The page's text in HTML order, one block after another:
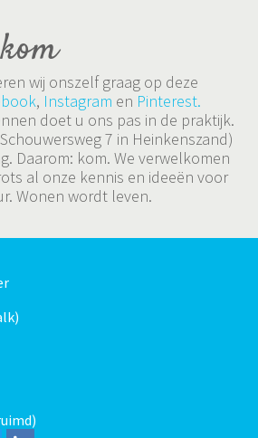
wij onszelf graag op deze
, Instagram en Pinterest.
doet u ons pas in de praktijk.
7 in Heinkenszand)
Daarom: kom. We verwelkomen
al onze kennis en ideeën voor
Wonen wordt leven.